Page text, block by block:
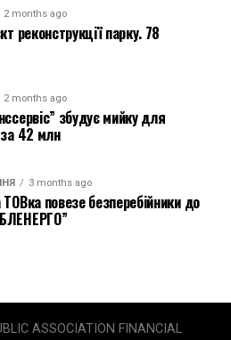
2 months ago
реконструкції парку. 78
2 months ago
збудує мийку для
42 млн
3 months ago
повезе безперебійники до
ASSOCIATION FINANCIAL